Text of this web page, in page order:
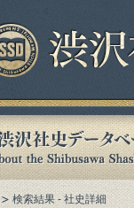
検索結果 - 社史詳細